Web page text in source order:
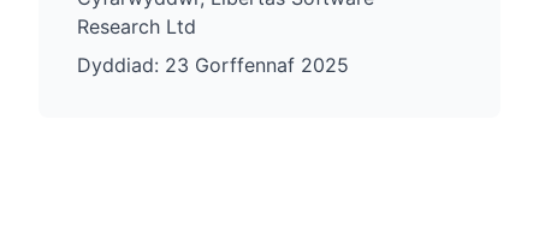
Research Ltd
Dyddiad: 23 Gorffennaf 2025